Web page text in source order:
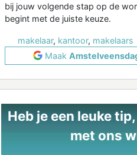
bij jouw volgende stap op de
begint met de juiste keuze.
makelaar, kantoor, makelaars
Maak
Heb je een leuke
met ons